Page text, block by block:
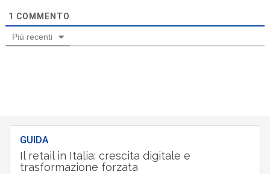
1 COMMENTO
Più recenti
GUIDA
Il retail in Italia: crescita digitale e
trasformazione forzata